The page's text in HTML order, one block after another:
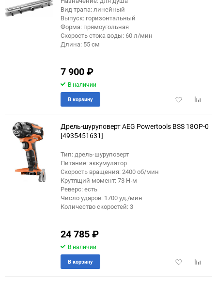
Вид трапа: линейный
Выпуск: горизонтальный
Форма: прямоугольная
Скорость стока воды: 60 л/мин
Длина: 55 см
7 900₽
В наличии
Добавить
В корзину
Дрель-шуруповерт AEG Powertools BSS 18OP-0
[4935451631]
Тип: дрель-шуруповерт
Питание: аккумулятор
Скорость вращения: 2400 об/мин
Крутящий момент: 73 Н·м
Реверс: есть
Число ударов: 1700 уд./мин
Количество скоростей: 3
24 785₽
В наличии
Добавить
В корзину